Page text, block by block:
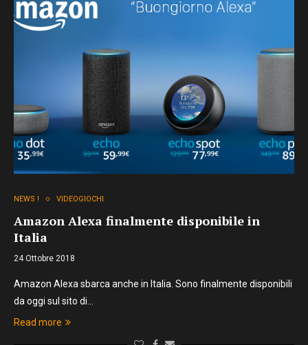
NEWS ! VIDEOGIOCHI
Amazon Alexa finalmente disponibile in
Italia
24 Ottobre 2018
Amazon Alexa sbarca anche in Italia. Sono finalmente disponibili
da oggi sul sito di…
Read more